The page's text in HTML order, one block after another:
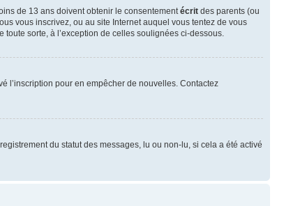
de 13 ans doivent obtenir le consentementécrit des parents (ou
vous inscrivez, ou au site Internet auquel vous tentez de vous
sorte, à l’exception de celles soulignées ci-dessous.
l’inscription pour en empêcher de nouvelles. Contactez
du statut des messages, lu ou non-lu, si cela a été activé